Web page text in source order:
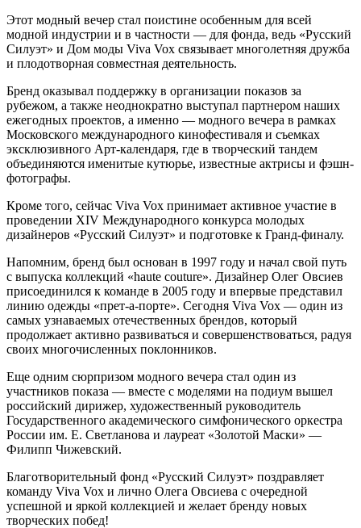
Этот модный вечер стал поистине особенным для всей
модной индустрии и в частности — для фонда, ведь «Русский
Силуэт» и Дом моды Viva Vox связывает многолетняя дружба
и плодотворная совместная деятельность.
Бренд оказывал поддержку в организации показов за
рубежом, а также неоднократно выступал партнером наших
ежегодных проектов, а именно — модного вечера в рамках
Московского международного кинофестиваля и съемках
эксклюзивного Арт-календаря, где в творческий тандем
объединяются именитые кутюрье, известные актрисы и фэшн-
фотографы.
Кроме того, сейчас Viva Vox принимает активное участие в
проведении XIV Международного конкурса молодых
дизайнеров «Русский Силуэт» и подготовке к Гранд-финалу.
Напомним, бренд был основан в 1997 году и начал свой путь
с выпуска коллекций «haute couture». Дизайнер Олег Овсиев
присоединился к команде в 2005 году и впервые представил
линию одежды «прет-а-порте». Сегодня Viva Vox — один из
самых узнаваемых отечественных брендов, который
продолжает активно развиваться и совершенствоваться, радуя
своих многочисленных поклонников.
Еще одним сюрпризом модного вечера стал один из
участников показа — вместе с моделями на подиум вышел
российский дирижер, художественный руководитель
Государственного академического симфонического оркестра
России им. Е. Светланова и лауреат «Золотой Маски» —
Филипп Чижевский.
Благотворительный фонд «Русский Силуэт» поздравляет
команду Viva Vox и лично Олега Овсиева с очередной
успешной и яркой коллекцией и желает бренду новых
творческих побед!